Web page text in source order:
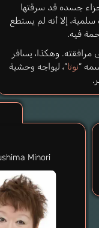
جسده قد سرقتها
إلا أنه لم يستطع
فيه.
مرافقته. وهكذا، يسافر
“نوتا“، ليواجه وحشية
Minori